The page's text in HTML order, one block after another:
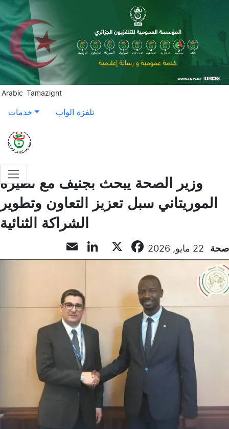
Aller au contenu principal
Arabic Tamazight
خدمات تلفزة الواب
وزير الصحة يبحث بجنيف مع نظيره
الموريتاني سبل تعزيز التعاون وتطوير
الشراكة الثنائية
صحة 22 مايو, 2026 Facebook
LinkedIn